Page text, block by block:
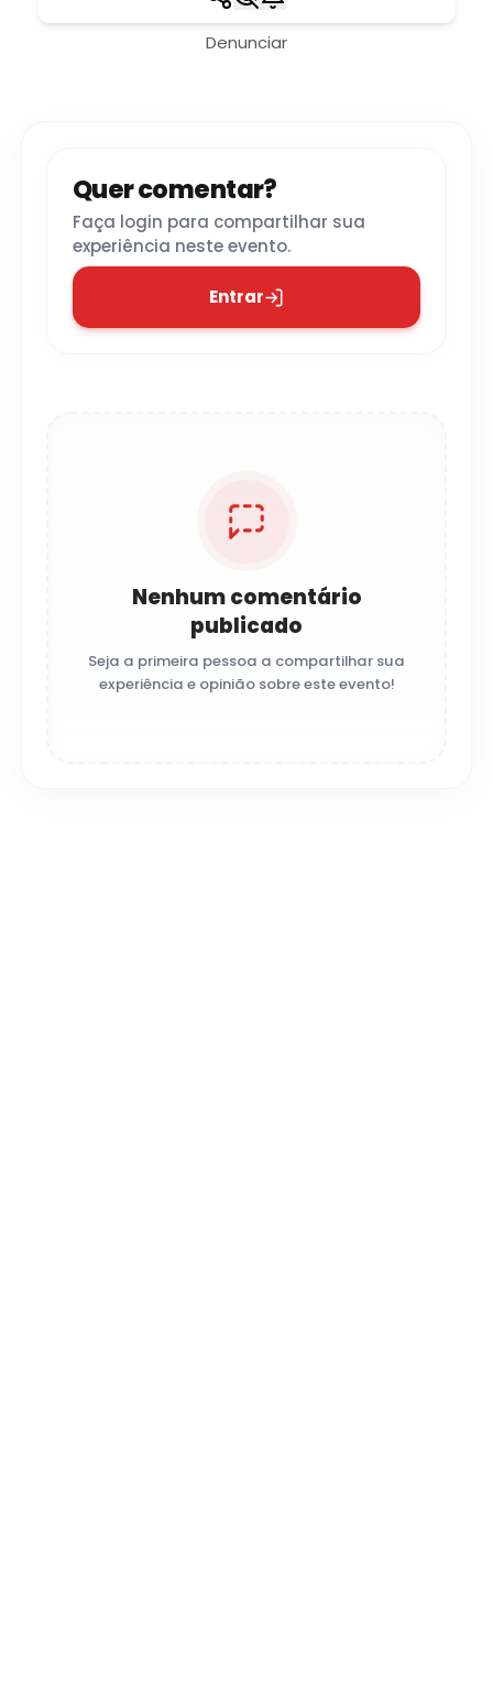
Denunciar
Quer comentar?
Faça login para compartilhar sua
experiência neste evento.
Entrar
Nenhum comentário
publicado
Seja a primeira pessoa a compartilhar sua
experiência e opinião sobre este evento!